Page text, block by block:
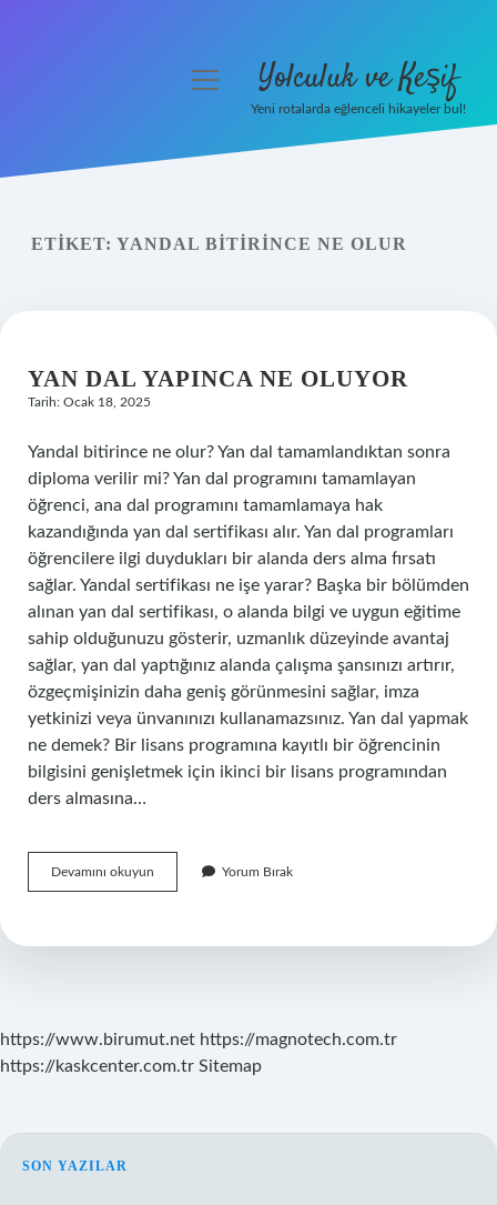
Yasal Uyarı
menüyü Yolculuk ve Keşif
Yeni rotalarda eğlenceli hikayeler bul!
ETIKET: YANDAL BITIRINCE NE OLUR
YAN DAL YAPINCA NE OLUYOR
Tarih: Ocak 18, 2025
Yandal bitirince ne olur? Yan dal tamamlandıktan sonra
diploma verilir mi? Yan dal programını tamamlayan
öğrenci, ana dal programını tamamlamaya hak
kazandığında yan dal sertifikası alır. Yan dal programları
öğrencilere ilgi duydukları bir alanda ders alma fırsatı
sağlar. Yandal sertifikası ne işe yarar? Başka bir bölümden
alınan yan dal sertifikası, o alanda bilgi ve uygun eğitime
sahip olduğunuzu gösterir, uzmanlık düzeyinde avantaj
sağlar, yan dal yaptığınız alanda çalışma şansınızı artırır,
özgeçmişinizin daha geniş görünmesini sağlar, imza
yetkinizi veya ünvanınızı kullanamazsınız. Yan dal yapmak
ne demek? Bir lisans programına kayıtlı bir öğrencinin
bilgisini genişletmek için ikinci bir lisans programından
ders almasına…
Devamını okuyun
Dal
Oluyor
Yorum Bırak
https://www.birumut.net https://magnotech.com.tr
https://kaskcenter.com.tr Sitemap
SIDEBAR
SON YAZILAR